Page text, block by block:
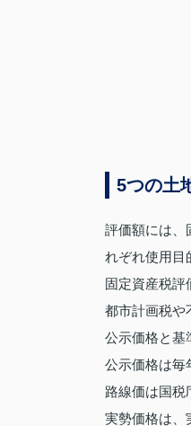
5つの土
評価額には、
れぞれ使用目
固定資産税評
都市計画税や
公示価格と基
公示価格は毎
路線価は国税
実勢価格は、